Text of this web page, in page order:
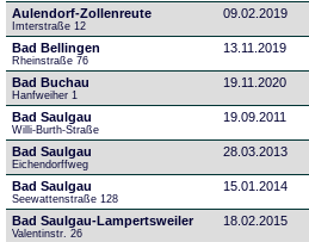
Aulendorf-Zollenreute
Imterstraße 12
09.02.2019
Bad Bellingen
Rheinstraße 76
13.11.2019
Bad Buchau
Hanfweiher 1
19.11.2020
Bad Saulgau
Willi-Burth-Straße
19.09.2011
Bad Saulgau
Eichendorffweg
28.03.2013
Bad Saulgau
Seewattenstraße 128
15.01.2014
Bad Saulgau-Lampertsweiler
Valentinstr. 26
18.02.2015